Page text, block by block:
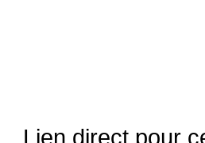
Lien direct pour